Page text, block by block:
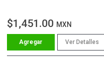
$1,451.00 MXN
Ver Detalles